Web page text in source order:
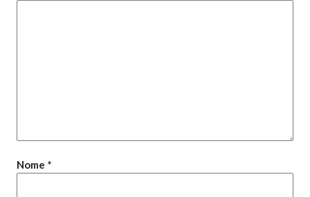
Nome *